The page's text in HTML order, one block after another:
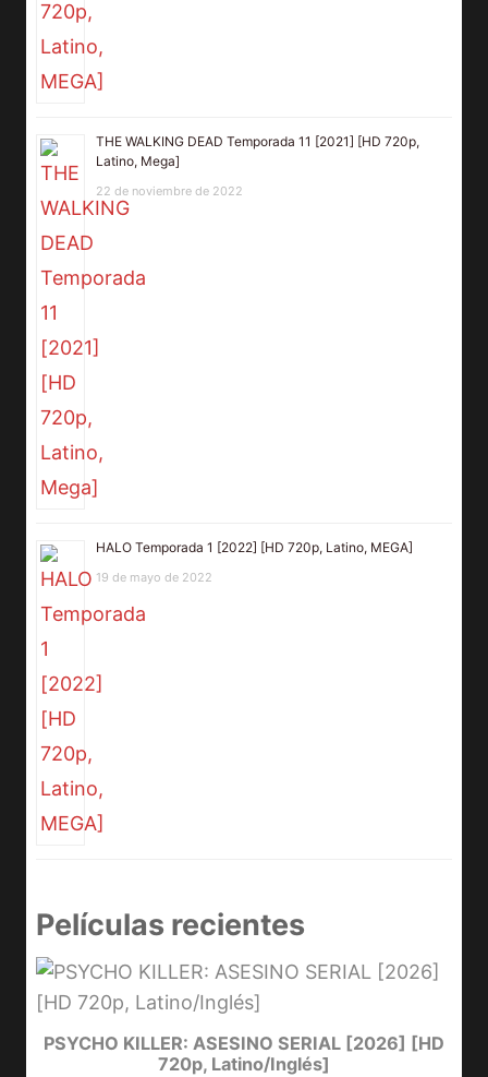
THE WALKING DEAD Temporada 11 [2021] [HD 720p,
Latino, Mega]
22 de noviembre de 2022
HALO Temporada 1 [2022] [HD 720p, Latino, MEGA]
19 de mayo de 2022
Películas recientes
PSYCHO KILLER: ASESINO SERIAL [2026] [HD
720p, Latino/Inglés]